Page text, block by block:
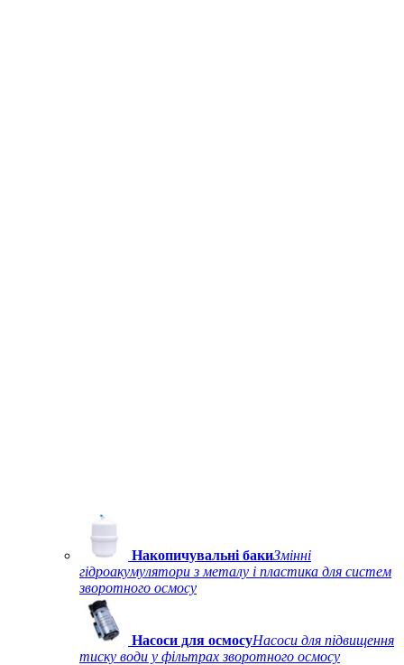
Накопичувальні бакиЗмінні
гідроакумулятори з металу і пластика для систем
зворотного осмосу
Насоси для осмосуНасоси для підвищення
тиску води у фільтрах зворотного осмосу